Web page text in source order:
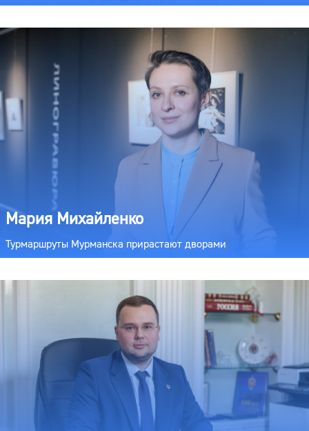
Мария Михайленко
Турмаршруты Мурманска прирастают дворами